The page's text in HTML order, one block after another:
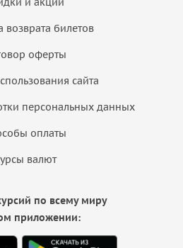
возврата билетов
оферты
сайта
персональных данных
оплаты
валют
по всему миру
приложении: